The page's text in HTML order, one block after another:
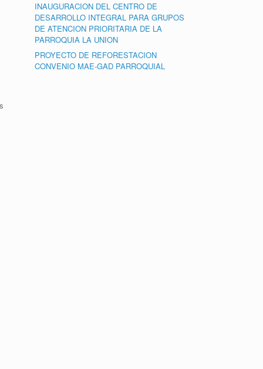
INAUGURACION DEL CENTRO DE
DESARROLLO INTEGRAL PARA GRUPOS
DE ATENCION PRIORITARIA DE LA
PARROQUIA LA UNION
PROYECTO DE REFORESTACION
CONVENIO MAE-GAD PARROQUIAL